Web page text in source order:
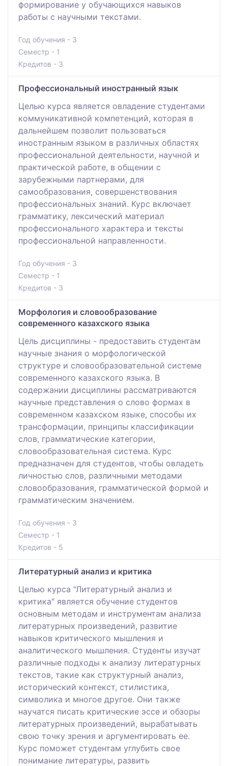
формирование у обучающихся навыков
работы с научными текстами.
Год обучения - 3
Семестр - 1
Кредитов - 3
Профессиональный иностранный язык
Целью курса является овладение студентами
коммуникативной компетенций, которая в
дальнейшем позволит пользоваться
иностранным языком в различных областях
профессиональной деятельности, научной и
практической работе, в общении с
зарубежными партнерами, для
самообразования, совершенствования
профессиональных знаний. Курс включает
грамматику, лексический материал
профессионального характера и тексты
профессиональной направленности.
Год обучения - 3
Семестр - 1
Кредитов - 3
Морфология и словообразование
современного казахского языка
Цель дисциплины - предоставить студентам
научные знания о морфологической
структуре и словообразовательной системе
современного казахского языка. В
содержании дисциплины рассматриваются
научные представления о слово формах в
современном казахском языке, способы их
трансформации, принципы классификации
слов, грамматические категории,
словообразовательная система. Курс
предназначен для студентов, чтобы овладеть
личностью слов, различными методами
словообразования, грамматической формой и
грамматическим значением.
Год обучения - 3
Семестр - 1
Кредитов - 5
Литературный анализ и критика
Целью курса "Литературный анализ и
критика" является обучение студентов
основным методам и инструментам анализа
литературных произведений, развитие
навыков критического мышления и
аналитического мышления. Студенты изучат
различные подходы к анализу литературных
текстов, такие как структурный анализ,
исторический контекст, стилистика,
символика и многое другое. Они также
научатся писать критические эссе и обзоры
литературных произведений, вырабатывать
свою точку зрения и аргументировать ее.
Курс поможет студентам углубить свое
понимание литературы, развить